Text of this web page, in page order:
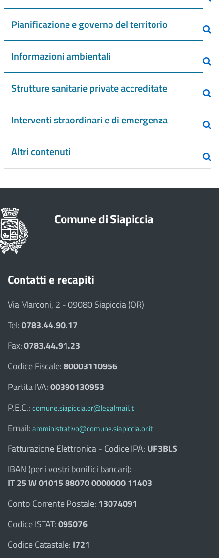
Pianificazione e governo del territorio
Informazioni ambientali
Strutture sanitarie private accreditate
Interventi straordinari e di emergenza
Altri contenuti
Comune di Siapiccia
Contatti e recapiti
Via Marconi, 2 - 09080 Siapiccia (OR)
Tel:0783.44.90.17
Fax:0783.44.91.23
Codice Fiscale:80003110956
Partita IVA:00390130953
P.E.C.: comune.siapiccia.or@legalmail.it
Email: amministrativo@comune.siapiccia.or.it
Fatturazione Elettronica - Codice IPA: UF3BLS
IBAN (per i vostri bonifici bancari):
IT 25 W 01015 88070 0000000 11403
Conto Corrente Postale: 13074091
Codice ISTAT:095076
Codice Catastale: I721